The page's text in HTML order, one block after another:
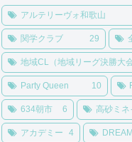
アルテリーヴォ和歌山
関学クラブ 29
地域CL（地域リーグ決勝大会
Party Queen 10
634朝市 6 高砂ミネ
アカデミー 4